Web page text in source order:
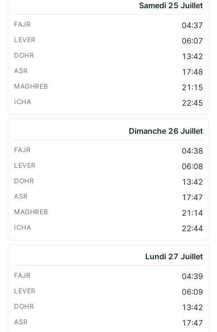
Samedi 25 Juillet
04:37
06:07
13:42
17:48
21:15
22:45
Dimanche 26 Juillet
04:38
06:08
13:42
17:47
21:14
22:44
Lundi 27 Juillet
04:39
06:09
13:42
17:47